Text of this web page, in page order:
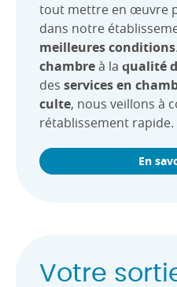
tout mettre en œuvre
dans notre
meilleures conditions
chambreà la qualité
des services en
culte, nous veillons à
rétablissement rapide.
En
Votre